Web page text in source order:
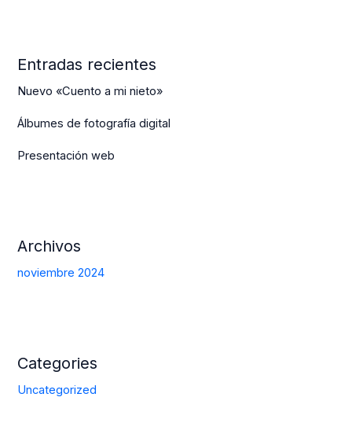
Entradas recientes
Nuevo «Cuento a mi nieto»
Álbumes de fotografía digital
Presentación web
Archivos
noviembre 2024
Categories
Uncategorized